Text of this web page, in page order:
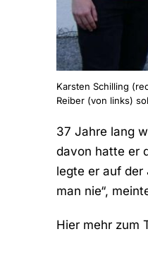
Karsten Schilling
Reiber (von links)
37 Jahre lang
davon hatte er
legte er auf der
man nie“,
Hier mehr zum